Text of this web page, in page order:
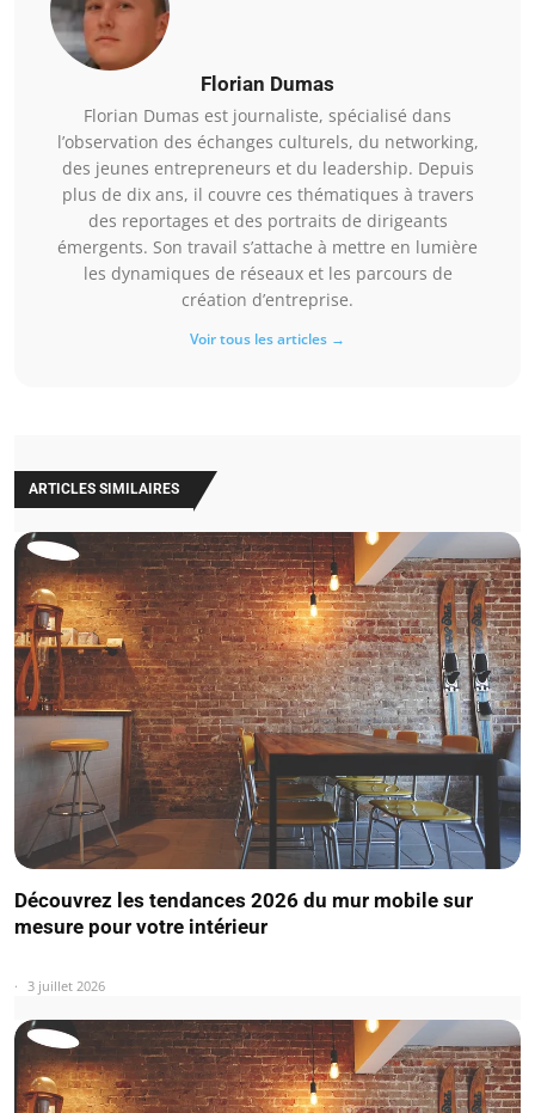
Florian Dumas
Florian Dumas est journaliste, spécialisé dans
l’observation des échanges culturels, du networking,
des jeunes entrepreneurs et du leadership. Depuis
plus de dix ans, il couvre ces thématiques à travers
des reportages et des portraits de dirigeants
émergents. Son travail s’attache à mettre en lumière
les dynamiques de réseaux et les parcours de
création d’entreprise.
Voir tous les articles →
ARTICLES SIMILAIRES
Découvrez les tendances 2026 du mur mobile sur
mesure pour votre intérieur
3 juillet 2026